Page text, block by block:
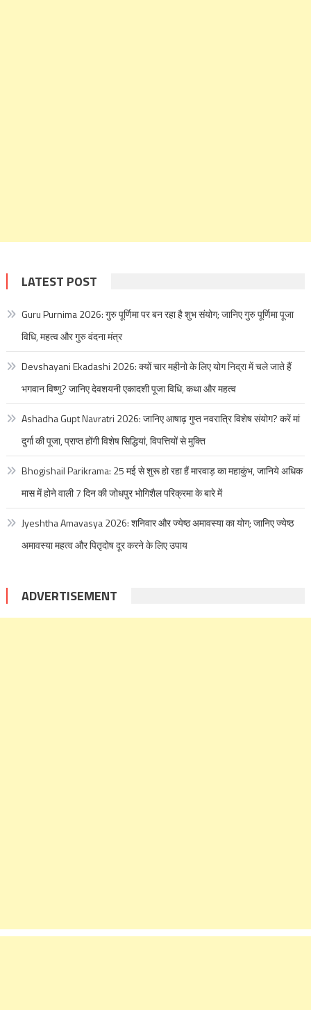
LATEST POST
Guru Purnima 2026: गुरु पूर्णिमा पर बन रहा है शुभ संयोग; जानिए गुरु पूर्णिमा पूजा
विधि, महत्व और गुरु वंदना मंत्र
Devshayani Ekadashi 2026: क्यों चार महीनो के लिए योग निद्रा में चले जाते हैं
भगवान विष्णु? जानिए देवशयनी एकादशी पूजा विधि, कथा और महत्व
Ashadha Gupt Navratri 2026: जानिए आषाढ़ गुप्त नवरात्रि विशेष संयोग? करें मां
दुर्गा की पूजा, प्राप्त होंगी विशेष सिद्धियां, विपत्तियों से मुक्ति
Bhogishail Parikrama: 25 मई से शुरू हो रहा हैं मारवाड़ का महाकुंभ, जानिये अधिक
मास में होने वाली 7 दिन की जोधपुर भोगिशैल परिक्रमा के बारे में
Jyeshtha Amavasya 2026: शनिवार और ज्येष्ठ अमावस्या का योग; जानिए ज्येष्ठ
अमावस्या महत्व और पितृदोष दूर करने के लिए उपाय
ADVERTISEMENT